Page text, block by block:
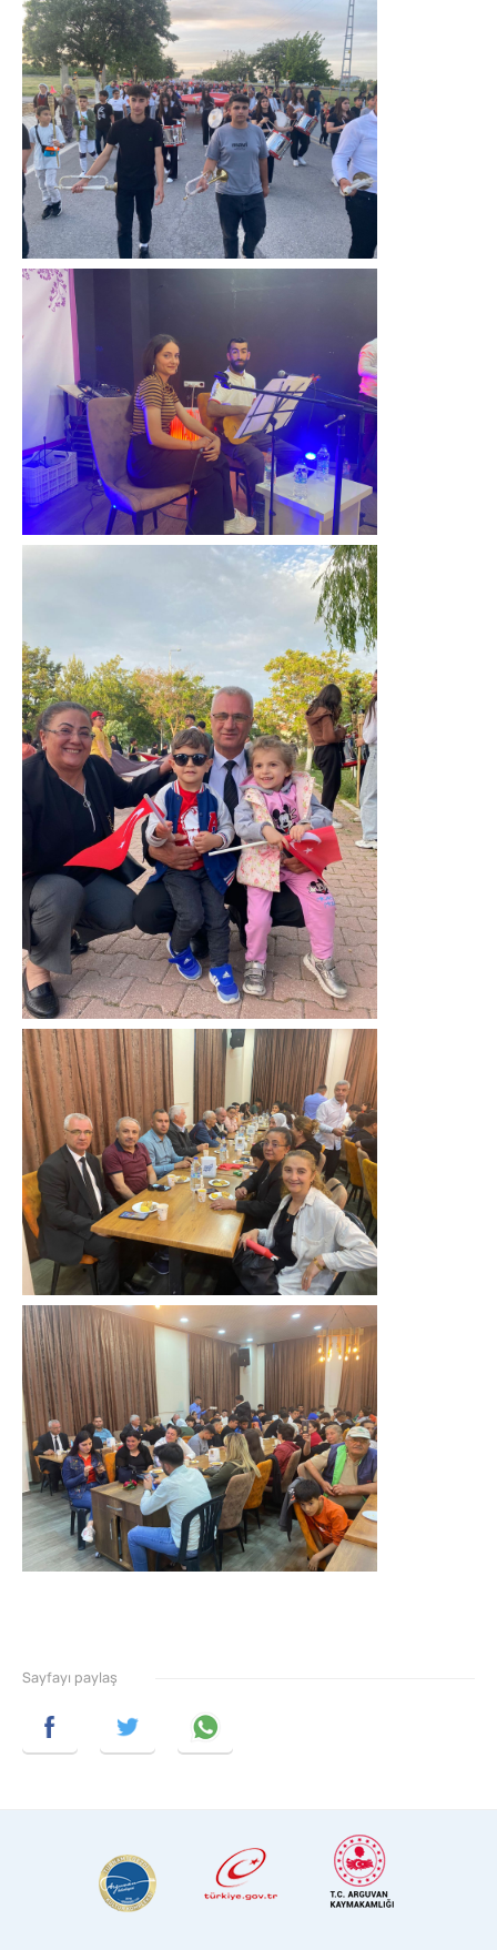
Sayfayı paylaş